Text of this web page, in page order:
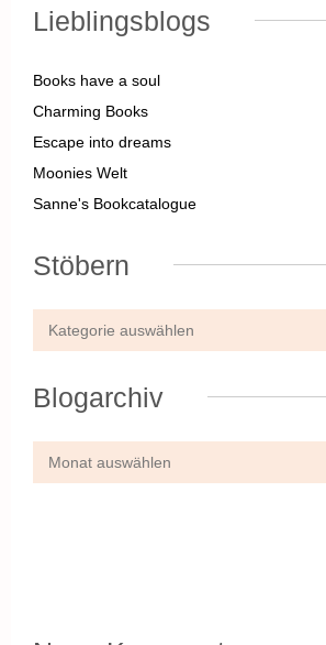
Lieblingsblogs
Books have a soul
Charming Books
Escape into dreams
Moonies Welt
Sanne's Bookcatalogue
Stöbern
Blogarchiv